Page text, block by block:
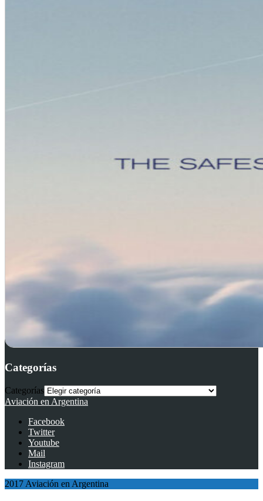
Categorías
Categorías
Aviación en Argentina
Facebook
Twitter
Youtube
Mail
Instagram
2017 Aviación en Argentina